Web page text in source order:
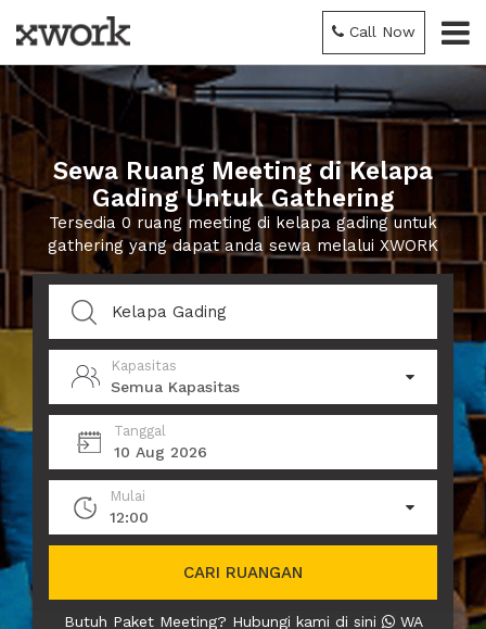
Call Now
Sewa Ruang Meeting di Kelapa
Gading Untuk Gathering
Tersedia 0 ruang meeting di kelapa gading untuk
gathering yang dapat anda sewa melalui XWORK
Kapasitas
Semua Kapasitas
Tanggal
10 Aug 2026
Mulai
12:00
CARI RUANGAN
Butuh Paket Meeting? Hubungi kami di sini
WA